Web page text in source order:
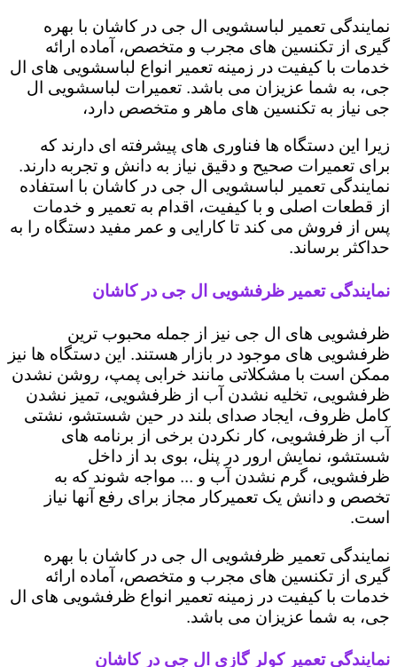
نمایندگی تعمیر لباسشویی ال جی در کاشان با بهره
گیری از تکنسین های مجرب و متخصص، آماده ارائه
خدمات با کیفیت در زمینه تعمیر انواع لباسشویی های ال
جی، به شما عزیزان می باشد. تعمیرات لباسشویی ال
جی نیاز به تکنسین های ماهر و متخصص دارد،
زیرا این دستگاه ها فناوری های پیشرفته ای دارند که
برای تعمیرات صحیح و دقیق نیاز به دانش و تجربه دارند.
نمایندگی تعمیر لباسشویی ال جی در کاشان با استفاده
از قطعات اصلی و با کیفیت، اقدام به تعمیر و خدمات
پس از فروش می کند تا کارایی و عمر مفید دستگاه را به
حداکثر برساند.
نمایندگی تعمیر ظرفشویی ال جی در کاشان
ظرفشویی های ال جی نیز از جمله محبوب ترین
ظرفشویی های موجود در بازار هستند. این دستگاه ها نیز
ممکن است با مشکلاتی مانند خرابی پمپ، روشن نشدن
ظرفشویی، تخلیه نشدن آب از ظرفشویی، تمیز نشدن
کامل ظروف، ایجاد صدای بلند در حین شستشو، نشتی
آب از ظرفشویی، کار نکردن برخی از برنامه های
شستشو، نمایش ارور در پنل، بوی بد از داخل
ظرفشویی، گرم نشدن آب و ... مواجه شوند که به
تخصص و دانش یک تعمیرکار مجاز برای رفع آنها نیاز
است.
نمایندگی تعمیر ظرفشویی ال جی در کاشان با بهره
گیری از تکنسین های مجرب و متخصص، آماده ارائه
خدمات با کیفیت در زمینه تعمیر انواع ظرفشویی های ال
جی، به شما عزیزان می باشد.
نمایندگی تعمیر کولر گازی ال جی در کاشان